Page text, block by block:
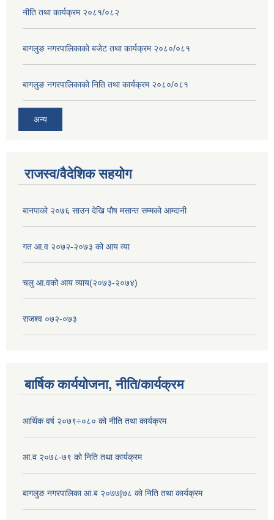
नीति तथा कार्यक्रम २०८१/०८२
बागलुङ नगरपालिकाको बजेट तथा कार्यक्रम २०८०/०८१
बागलुङ नगरपालिकाको निति तथा कार्यक्रम २०८०/०८१
अन्य
राजस्व/वैदेशिक सहयोग
बानपाको २०७६ साउन देखि पौष मसान्त सम्मको आम्दानी
गत आ.व २०७२-२०७३ को आय व्या
चलु आ.वको आय व्याय(२०७३-२०७४)
राजश्व ०७२-०७३
बार्षिक कार्ययोजना, नीति/कार्यक्रम
आर्थिक वर्ष २०७९÷०८० को नीति तथा कार्यक्रम
आ.व २०७८-७९ को निति तथा कार्यक्रम
बागलुङ नगरपालिका आ.ब २०७७|७८ को निति तथा कार्यक्रम